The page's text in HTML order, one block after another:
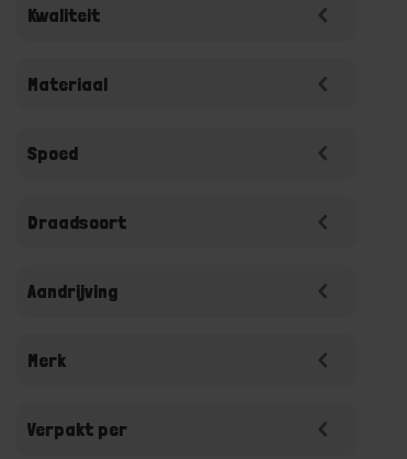
Kwaliteit
Materiaal
Spoed
Draadsoort
Aandrijving
Merk
Verpakt per